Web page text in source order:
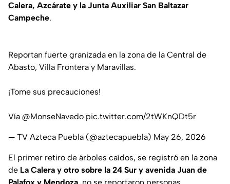
Calera, Azcárate y la Junta Auxiliar San Baltazar
Campeche.
Reportan fuerte granizada en la zona de la Central de
Abasto, Villa Frontera y Maravillas.
¡Tome sus precauciones!
Vía @MonseNavedo pic.twitter.com/2tWKnQDt5r
— TV Azteca Puebla (@aztecapuebla) May 26, 2026
El primer retiro de árboles caídos, se registró en la zona
de La Calera y otro sobre la 24 Sur y avenida Juan de